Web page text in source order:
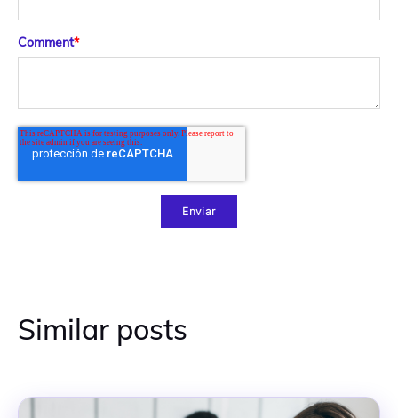
Comment*
Similar posts